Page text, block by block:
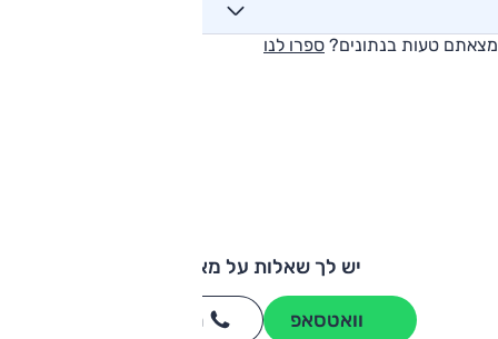
מצאתם טעות בנתונים? ספרו לנו
יש לך שאלות על מאזדה 6?
וואטסאפ חייגו